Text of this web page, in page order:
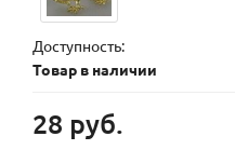
Доступность:
Товар в наличии
28 руб.